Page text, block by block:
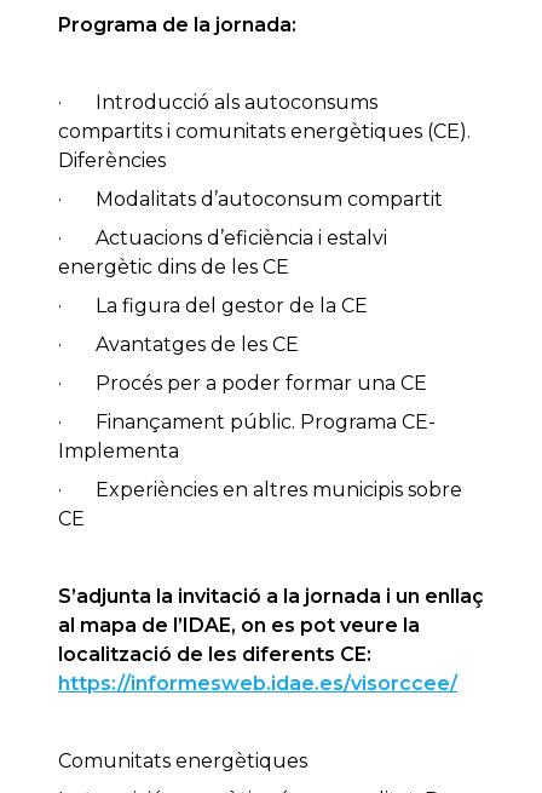
Programa de la jornada:
· Introducció als autoconsums
compartits i comunitats energètiques (CE).
Diferències
· Modalitats d’autoconsum compartit
· Actuacions d’eficiència i estalvi
energètic dins de les CE
· La figura del gestor de la CE
· Avantatges de les CE
· Procés per a poder formar una CE
· Finançament públic. Programa CE-
Implementa
· Experiències en altres municipis sobre
CE
S’adjunta la invitació a la jornada i un enllaç
al mapa de l’IDAE, on es pot veure la
localització de les diferents CE:
https://informesweb.idae.es/visorccee/
Comunitats energètiques